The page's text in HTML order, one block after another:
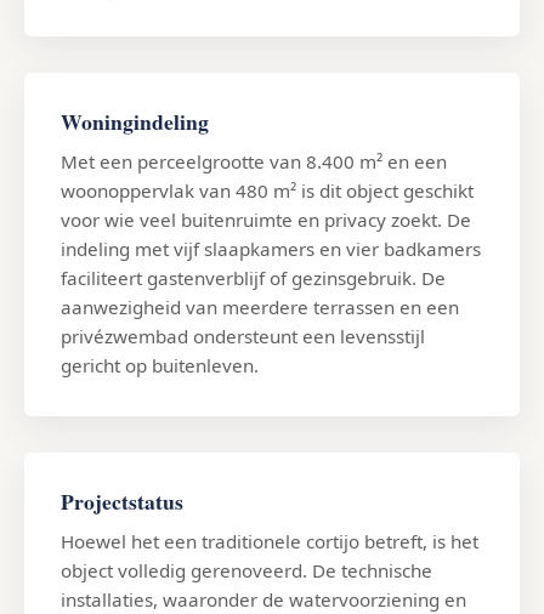
Woningindeling
Met een perceelgrootte van 8.400 m² en een
woonoppervlak van 480 m² is dit object geschikt
voor wie veel buitenruimte en privacy zoekt. De
indeling met vijf slaapkamers en vier badkamers
faciliteert gastenverblijf of gezinsgebruik. De
aanwezigheid van meerdere terrassen en een
privézwembad ondersteunt een levensstijl
gericht op buitenleven.
Projectstatus
Hoewel het een traditionele cortijo betreft, is het
object volledig gerenoveerd. De technische
installaties, waaronder de watervoorziening en